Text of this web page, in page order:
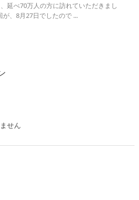
延べ70万人の方に訪れていただきまし
が、8月27日でしたので ...
せん